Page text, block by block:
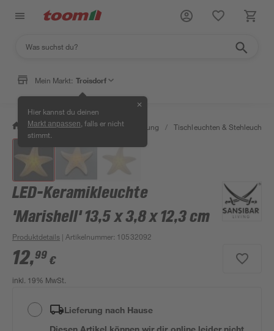
Mein Markt: Troisdorf
Hier kannst du deinen
Markt anpassen , falls er nicht
stimmt.
✕
/ Wohnen & Haushalt / Beleuchtung / Tischleuchten & Stehleuchten
LED-Keramikleuchte
'Marishell' 13,5 x 3,8 x 12,3 cm
Produktdetails | Artikelnummer: 10532092
12,99 €
inkl. 19% MwSt.
Lieferung nach Hause
Diesen Artikel können wir dir online leider nicht